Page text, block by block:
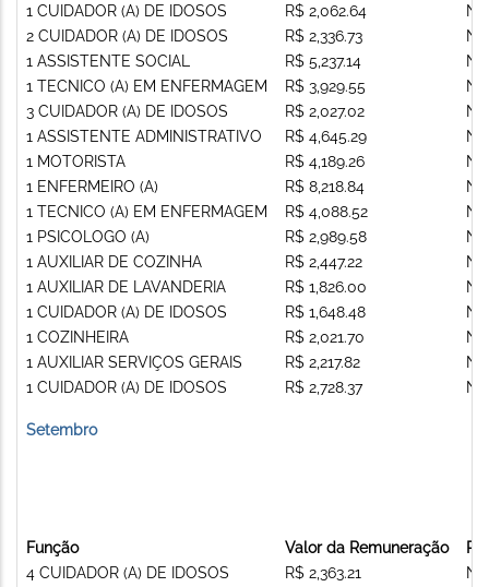
1 CUIDADOR (A) DE IDOSOS
2 CUIDADOR (A) DE IDOSOS
1 ASSISTENTE SOCIAL
1 TECNICO (A) EM ENFERMAGEM
3 CUIDADOR (A) DE IDOSOS
1 ASSISTENTE ADMINISTRATIVO
1 MOTORISTA
1 ENFERMEIRO (A)
1 TECNICO (A) EM ENFERMAGEM
1 PSICOLOGO (A)
1 AUXILIAR DE COZINHA
1 AUXILIAR DE LAVANDERIA
1 CUIDADOR (A) DE IDOSOS
1 COZINHEIRA
1 AUXILIAR SERVIÇOS GERAIS
1 CUIDADOR (A) DE IDOSOS
R$ 2,062.64
R$ 2,336.73
R$ 5,237.14
R$ 3,929.55
R$ 2,027.02
R$ 4,645.29
R$ 4,189.26
R$ 8,218.84
R$ 4,088.52
R$ 2,989.58
R$ 2,447.22
R$ 1,826.00
R$ 1,648.48
R$ 2,021.70
R$ 2,217.82
R$ 2,728.37
Setembro
Função
4 CUIDADOR (A) DE IDOSOS
Valor da Remuneração
R$ 2,363.21